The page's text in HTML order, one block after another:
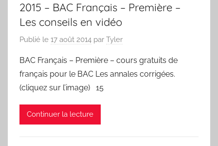
2015 – BAC Français – Première –
Les conseils en vidéo
Publié le 17 août 2014 par Tyler
BAC Français – Première – cours gratuits de
français pour le BAC Les annales corrigées.
(cliquez sur l’image) 15
Continuer la lecture